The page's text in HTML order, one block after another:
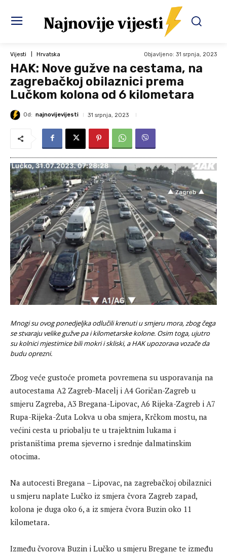
Vijesti Hrvatska Objavljeno: 31 srpnja, 2023
HAK: Nove gužve na cestama, na
zagrebačkoj obilaznici prema
Lučkom kolona od 6 kilometara
Od: najnovijevijesti 31 srpnja, 2023
Mnogi su ovog ponedjeljka odlučili krenuti u smjeru mora, zbog čega
se stvaraju velike gužve pa i kilometarske kolone. Osim toga, ujutro
su kolnici mjestimice bili mokri i skliski, a HAK upozorava vozače da
budu oprezni.
Zbog veće gustoće prometa povremena su usporavanja na
autocestama A2 Zagreb-Macelj i A4 Goričan-Zagreb u
smjeru Zagreba, A3 Bregana-Lipovac, A6 Rijeka-Zagreb i A7
Rupa-Rijeka-Žuta Lokva u oba smjera, Krčkom mostu, na
većini cesta u priobalju te u trajektnim lukama i
pristaništima prema sjeverno i srednje dalmatinskim
otocima.
Na autocesti Bregana – Lipovac, na zagrebačkoj obilaznici
u smjeru naplate Lučko iz smjera čvora Zagreb zapad,
kolona je duga oko 6, a iz smjera čvora Buzin oko 11
kilometara.
Između čvorova Buzin i Lučko u smjeru Bregane te između